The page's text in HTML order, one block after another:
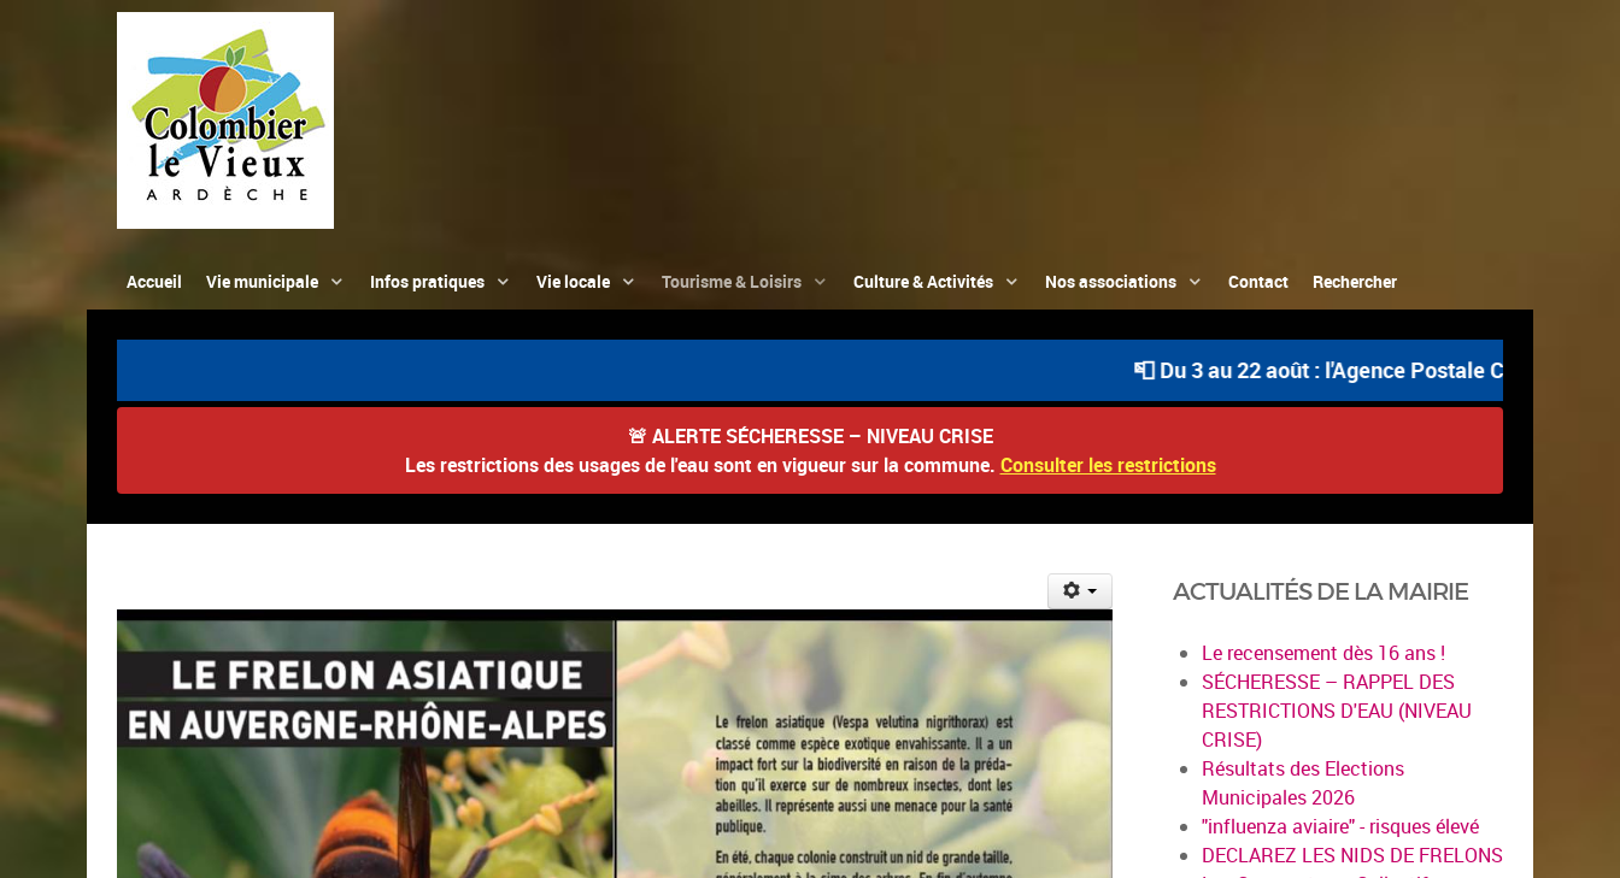
Accueil Vie municipale Infos pratiques Vie locale Tourisme & Loisirs Culture & Activités Nos associations Contact Rechercher
📮 Du 3 au 22 août : l'Agence Postale Communale est
🚨 ALERTE SÉCHERESSE – NIVEAU CRISE
Les restrictions des usages de l'eau sont en vigueur sur la commune. Consulter les restrictions
ACTUALITÉS DE LA MAIRIE
Le recensement dès 16 ans !
SÉCHERESSE – RAPPEL DES
RESTRICTIONS D'EAU (NIVEAU
CRISE)
Résultats des Elections
Municipales 2026
"influenza aviaire" - risques élevé
DECLAREZ LES NIDS DE FRELONS